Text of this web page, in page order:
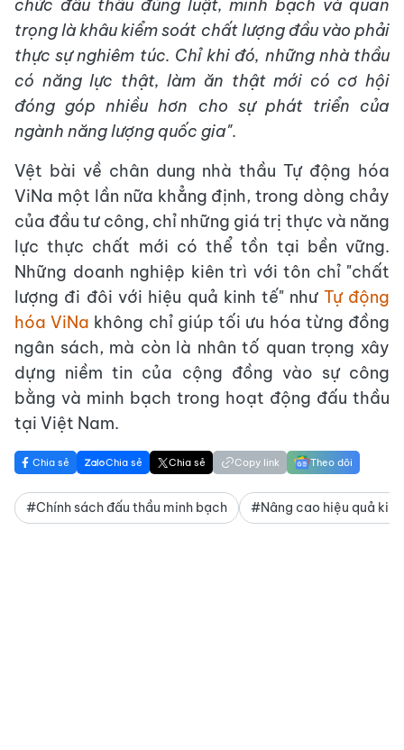
chức đấu thầu đúng luật, minh bạch và quan
trọng là khâu kiểm soát chất lượng đầu vào phải
thực sự nghiêm túc. Chỉ khi đó, những nhà thầu
có năng lực thật, làm ăn thật mới có cơ hội
đóng góp nhiều hơn cho sự phát triển của
ngành năng lượng quốc gia".
Vệt bài về chân dung nhà thầu Tự động hóa
ViNa một lần nữa khẳng định, trong dòng chảy
của đầu tư công, chỉ những giá trị thực và năng
lực thực chất mới có thể tồn tại bền vững.
Những doanh nghiệp kiên trì với tôn chỉ "chất
lượng đi đôi với hiệu quả kinh tế" như Tự động
hóa ViNa không chỉ giúp tối ưu hóa từng đồng
ngân sách, mà còn là nhân tố quan trọng xây
dựng niềm tin của cộng đồng vào sự công
bằng và minh bạch trong hoạt động đấu thầu
tại Việt Nam.
Chia sẻ Chia sẻ Chia sẻ Copy link Theo dõi
#Chính sách đấu thầu minh bạch #Nâng cao hiệu quả